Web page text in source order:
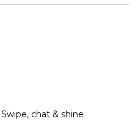
chat & shine